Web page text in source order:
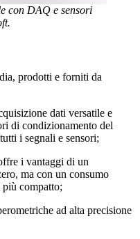
con DAQ e sensori
prodotti e forniti da
dati versatile e
di condizionamento del
i segnali e sensori;
i vantaggi di un
ma con un consumo
compatto;
ad alta precisione